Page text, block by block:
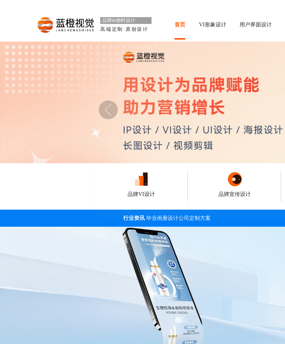
品牌&物料设计
高端定制·原创设计
首页 VI形象设计 用户界面设计
品牌VI设计 品牌宣传设计
行业资讯 毕业画册设计公司定制方案